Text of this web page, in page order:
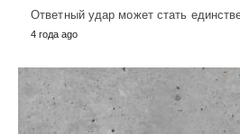
Ответный удар может стать
4 года ago